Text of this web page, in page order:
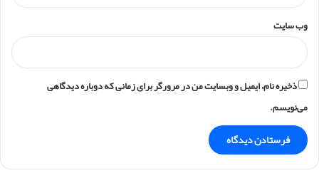
وب‌ سایت
ذخیره نام، ایمیل و وبسایت من در مرورگر برای زمانی که دوباره دیدگاهی
می‌نویسم.